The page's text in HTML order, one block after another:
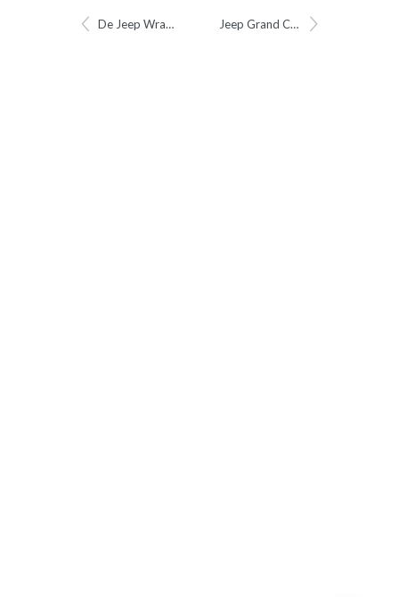
De Jeep Wrangler 4xe First Edition: reserveer ‘em nu Jeep Grand Cherokee is volledig nieuw